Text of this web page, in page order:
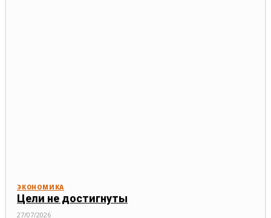
ЭКОНОМИКА
Цели не достигнуты
27/07/2026